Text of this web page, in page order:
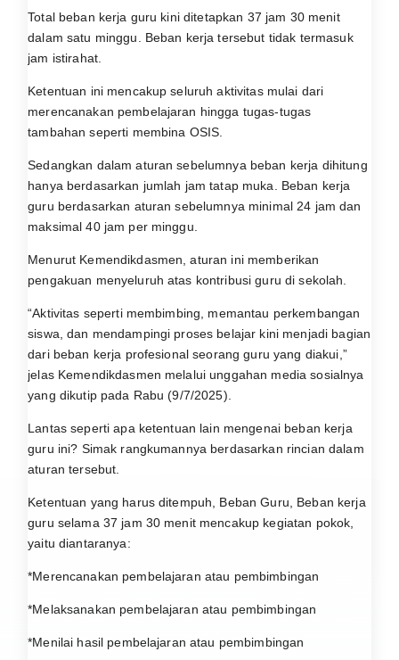
Total beban kerja guru kini ditetapkan 37 jam 30 menit
dalam satu minggu. Beban kerja tersebut tidak termasuk
jam istirahat.
Ketentuan ini mencakup seluruh aktivitas mulai dari
merencanakan pembelajaran hingga tugas-tugas
tambahan seperti membina OSIS.
Sedangkan dalam aturan sebelumnya beban kerja dihitung
hanya berdasarkan jumlah jam tatap muka. Beban kerja
guru berdasarkan aturan sebelumnya minimal 24 jam dan
maksimal 40 jam per minggu.
Menurut Kemendikdasmen, aturan ini memberikan
pengakuan menyeluruh atas kontribusi guru di sekolah.
“Aktivitas seperti membimbing, memantau perkembangan
siswa, dan mendampingi proses belajar kini menjadi bagian
dari beban kerja profesional seorang guru yang diakui,”
jelas Kemendikdasmen melalui unggahan media sosialnya
yang dikutip pada Rabu (9/7/2025).
Lantas seperti apa ketentuan lain mengenai beban kerja
guru ini? Simak rangkumannya berdasarkan rincian dalam
aturan tersebut.
Ketentuan yang harus ditempuh, Beban Guru, Beban kerja
guru selama 37 jam 30 menit mencakup kegiatan pokok,
yaitu diantaranya:
*Merencanakan pembelajaran atau pembimbingan
*Melaksanakan pembelajaran atau pembimbingan
*Menilai hasil pembelajaran atau pembimbingan